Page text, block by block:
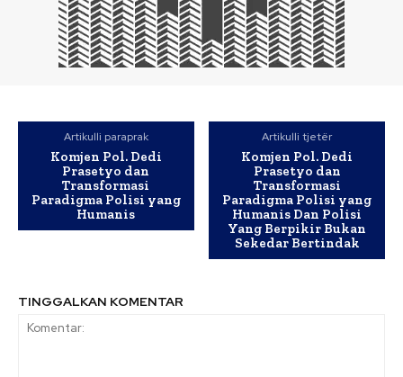
Artikulli paraprak
Komjen Pol. Dedi
Prasetyo dan
Transformasi
Paradigma Polisi yang
Humanis
Artikulli tjetër
Komjen Pol. Dedi
Prasetyo dan
Transformasi
Paradigma Polisi yang
Humanis Dan Polisi
Yang Berpikir Bukan
Sekedar Bertindak
TINGGALKAN KOMENTAR